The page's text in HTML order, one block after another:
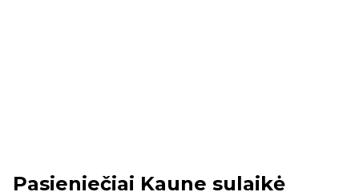
Pasieniečiai Kaune sulaikė